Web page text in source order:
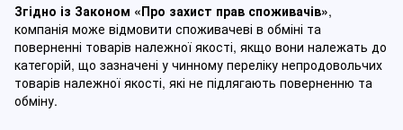
Згідно із Законом «Про захист прав споживачів»,
компанія може відмовити споживачеві в обміні та
поверненні товарів належної якості, якщо вони належать до
категорій, що зазначені у чинному переліку непродовольчих
товарів належної якості, які не підлягають поверненню та
обміну.